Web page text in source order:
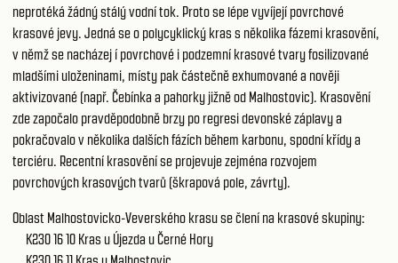
neprotéká žádný stálý vodní tok. Proto se lépe vyvíjejí povrchové
krasové jevy. Jedná se o polycyklický kras s několika fázemi krasovění,
v němž se nacházej í povrchové i podzemní krasové tvary fosiIizované
mladšími uloženinami, místy pak částečně exhumované a nověji
aktivizované (např. Čebínka a pahorky jižně od Malhostovic). Krasovění
zde započalo pravděpodobně brzy po regresi devonské záplavy a
pokračovalo v několika dalších fázích během karbonu, spodní křídy a
terciéru. Recentní krasovění se projevuje zejména rozvojem
povrchových krasových tvarů (škrapová pole, závrty).
Oblast Malhostovicko-Veverského krasu se člení na krasové skupiny:
K230 16 10 Kras u Újezda u Černé Hory